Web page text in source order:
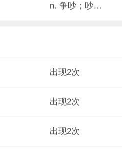
n. 争吵；吵架；口角；拌嘴
出现2次
出现2次
出现2次